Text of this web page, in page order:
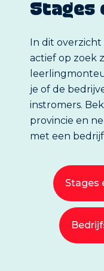
Stages
In dit
actief op zoek
je of de
instromers.
provincie en
met een
Stages